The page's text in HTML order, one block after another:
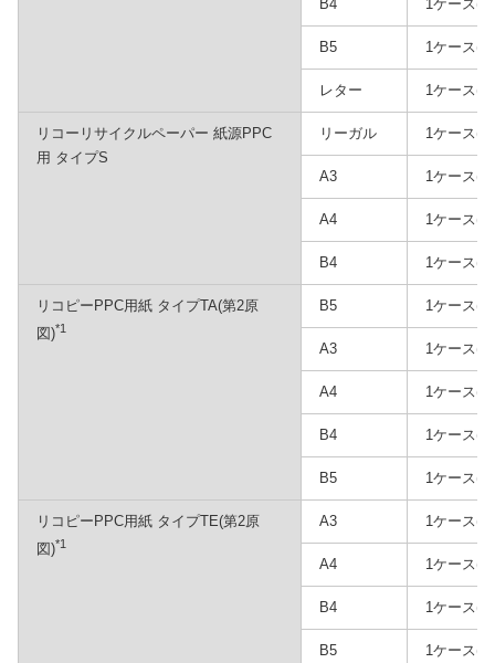
B4 1ケース
B5 1ケース
レター 1ケース
リコーリサイクルペーパー 紙源PPC
用 タイプS
リーガル 1ケース
A3 1ケース
A4 1ケース
B4 1ケース
リコピーPPC用紙 タイプTA(第2原
図)*1
B5 1ケース
A3 1ケース
A4 1ケース
B4 1ケース
B5 1ケース
リコピーPPC用紙 タイプTE(第2原
図)*1
A3 1ケース
A4 1ケース
B4 1ケース
B5 1ケース